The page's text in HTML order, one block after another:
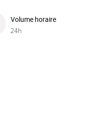
Volume horaire
24h